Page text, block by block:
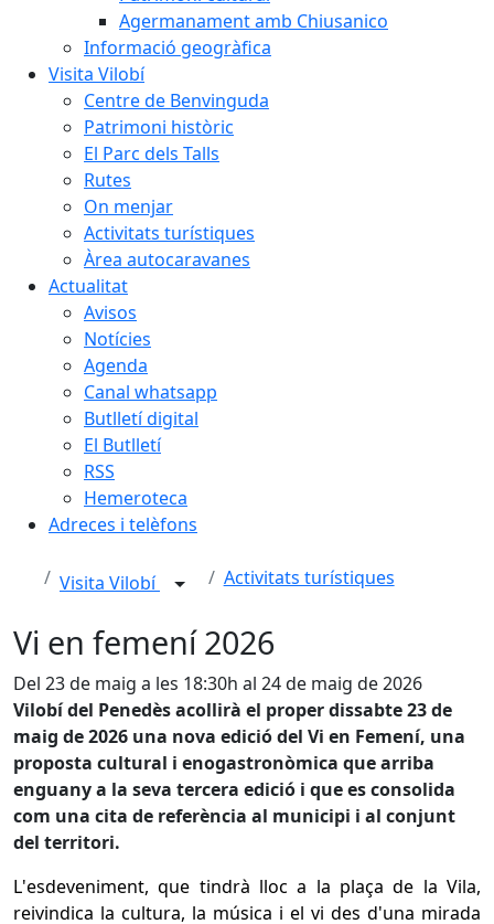
Agermanament amb Chiusanico
Informació geogràfica
Visita Vilobí
Centre de Benvinguda
Patrimoni històric
El Parc dels Talls
Rutes
On menjar
Activitats turístiques
Àrea autocaravanes
Actualitat
Avisos
Notícies
Agenda
Canal whatsapp
Butlletí digital
El Butlletí
RSS
Hemeroteca
Adreces i telèfons
Visita Vilobí Activitats turístiques
Vi en femení 2026
Del 23 de maig a les 18:30h al 24 de maig de 2026
Vilobí del Penedès acollirà el proper dissabte 23 de
maig de 2026 una nova edició del Vi en Femení, una
proposta cultural i enogastronòmica que arriba
enguany a la seva tercera edició i que es consolida
com una cita de referència al municipi i al conjunt
del territori.
L'esdeveniment, que tindrà lloc a la plaça de la Vila,
reivindica la cultura, la música i el vi des d'una mirada